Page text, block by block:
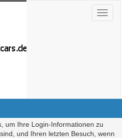
um Ihre Login-Informationen zu
und Ihren letzten Besuch, wenn